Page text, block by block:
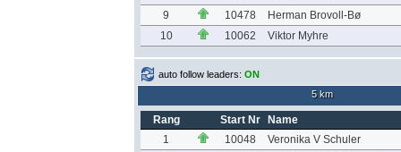
9
10478
Herman Brovoll-Bø
10
10062 Viktor Myhre
auto follow leaders: ON
5 km
Rang Start Nr
Name
1
10048
Veronika V Schuler